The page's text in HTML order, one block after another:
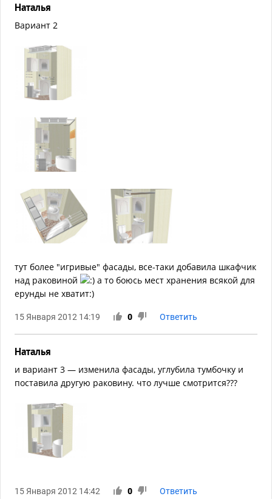
Наталья
Вариант 2
тут более "игривые" фасады, все-таки добавила шкафчик
над раковиной
а то боюсь мест хранения всякой для
ерунды не хватит:)
15 Января 2012 14:19 0 Ответить
Наталья
и вариант 3 — изменила фасады, углубила тумбочку и
поставила другую раковину. что лучше смотрится???
15 Января 2012 14:42 0 Ответить